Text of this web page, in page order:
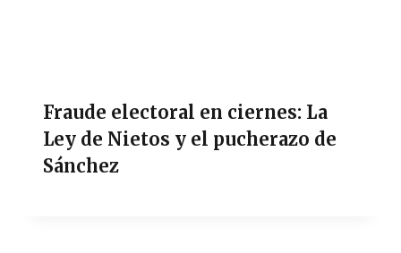
Fraude electoral en ciernes: La
Ley de Nietos y el pucherazo de
Sánchez